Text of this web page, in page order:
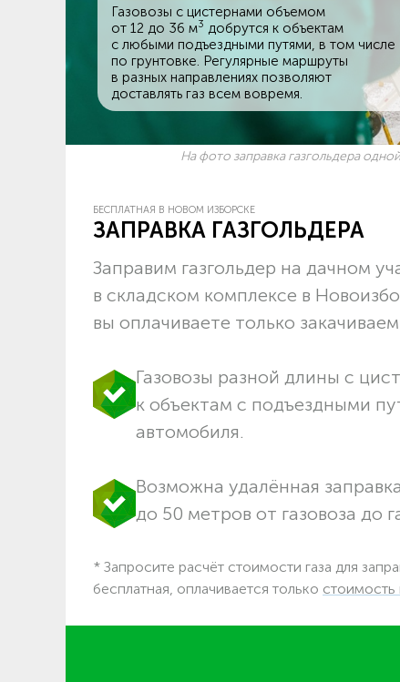
Газовозы с цистернами объемом
от 12 до 36 м3 добрутся к объектам
c любыми подъездными путями, в том числе
по грунтовке. Регулярные маршруты
в разных направлениях позволяют
доставлять газ всем вовремя.
На фото заправка газгольдера
БЕСПЛАТНАЯ В НОВОМ ИЗБОРСКЕ
ЗАПРАВКА ГАЗГОЛЬДЕРА
Заправим газгольдер на дачном
в складском комплексе в
вы оплачиваете только
Газовозы разной длины с
к объектам c подъездными
автомобиля.
Возможна удалённая
до 50 метров от газовоза до
* Запросите расчёт стоимости газа для
бесплатная, оплачивается только стоимость